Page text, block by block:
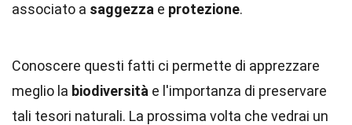
associato a saggezza e protezione.
Conoscere questi fatti ci permette di apprezzare
meglio la biodiversità e l'importanza di preservare
tali tesori naturali. La prossima volta che vedrai un